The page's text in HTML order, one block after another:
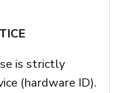
is strictly
(hardware ID).